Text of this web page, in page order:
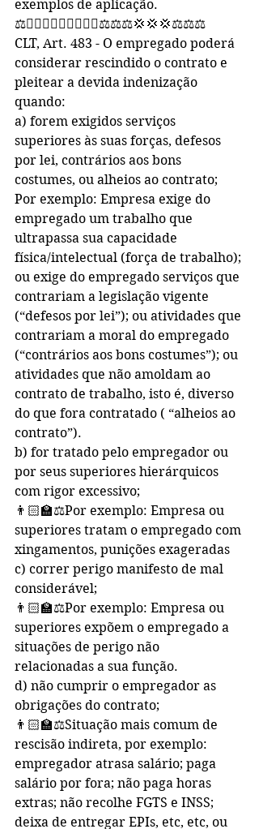
exemplos de aplicação.
⚖️🧑🏻‍⚖️👩🏻‍⚖️👨🏻‍⚖️⚖️⚖️⚖️💢💢💢⚖️⚖️⚖️
CLT, Art. 483 - O empregado poderá
considerar rescindido o contrato e
pleitear a devida indenização
quando:
a) forem exigidos serviços
superiores às suas forças, defesos
por lei, contrários aos bons
costumes, ou alheios ao contrato;
Por exemplo: Empresa exige do
empregado um trabalho que
ultrapassa sua capacidade
física/intelectual (força de trabalho);
ou exige do empregado serviços que
contrariam a legislação vigente
(“defesos por lei”); ou atividades que
contrariam a moral do empregado
(“contrários aos bons costumes”); ou
atividades que não amoldam ao
contrato de trabalho, isto é, diverso
do que fora contratado ( “alheios ao
contrato”).
b) for tratado pelo empregador ou
por seus superiores hierárquicos
com rigor excessivo;
👨🏻‍🏫⚖️Por exemplo: Empresa ou
superiores tratam o empregado com
xingamentos, punições exageradas
c) correr perigo manifesto de mal
considerável;
👨🏻‍🏫⚖️Por exemplo: Empresa ou
superiores expõem o empregado a
situações de perigo não
relacionadas a sua função.
d) não cumprir o empregador as
obrigações do contrato;
👨🏻‍🏫⚖️Situação mais comum de
rescisão indireta, por exemplo:
empregador atrasa salário; paga
salário por fora; não paga horas
extras; não recolhe FGTS e INSS;
deixa de entregar EPIs, etc, etc, ou